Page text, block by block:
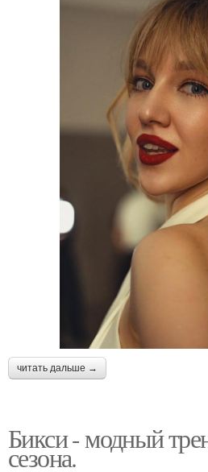
читать дальше →
Бикси - модный
сезона.